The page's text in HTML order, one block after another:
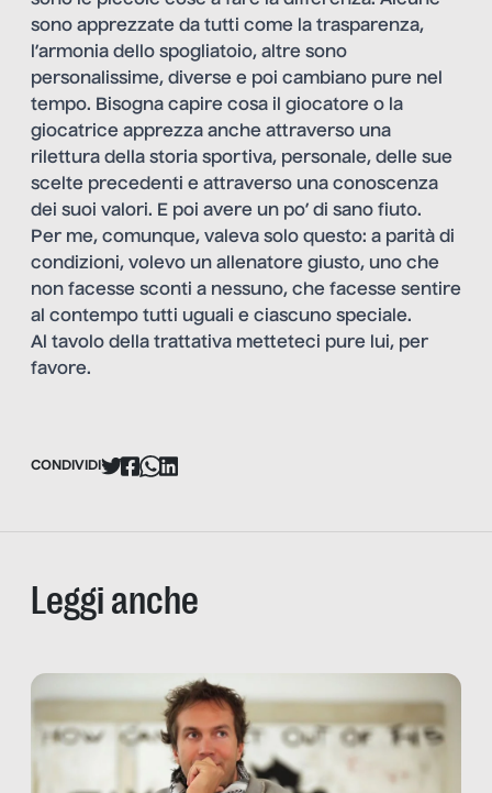
sono apprezzate da tutti come la trasparenza,
l’armonia dello spogliatoio, altre sono
personalissime, diverse e poi cambiano pure nel
tempo. Bisogna capire cosa il giocatore o la
giocatrice apprezza anche attraverso una
rilettura della storia sportiva, personale, delle sue
scelte precedenti e attraverso una conoscenza
dei suoi valori. E poi avere un po’ di sano fiuto.
Per me, comunque, valeva solo questo: a parità di
condizioni, volevo un allenatore giusto, uno che
non facesse sconti a nessuno, che facesse sentire
al contempo tutti uguali e ciascuno speciale.
Al tavolo della trattativa metteteci pure lui, per
favore.
CONDIVIDI
Leggi anche